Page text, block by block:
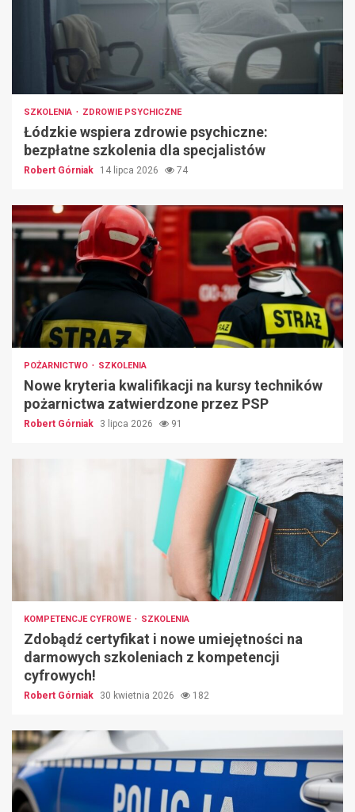
SZKOLENIA ZDROWIE PSYCHICZNE
Łódzkie wspiera zdrowie psychiczne:
bezpłatne szkolenia dla specjalistów
Robert Górniak 14 lipca 2026 74
POŻARNICTWO SZKOLENIA
Nowe kryteria kwalifikacji na kursy techników
pożarnictwa zatwierdzone przez PSP
Robert Górniak 3 lipca 2026 91
KOMPETENCJE CYFROWE SZKOLENIA
Zdobądź certyfikat i nowe umiejętności na
darmowych szkoleniach z kompetencji
cyfrowych!
Robert Górniak 30 kwietnia 2026 182